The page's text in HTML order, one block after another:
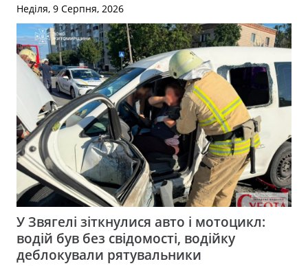
Неділя, 9 Серпня, 2026
У Звягелі зіткнулися авто і мотоцикл:
водій був без свідомості, водійку
деблокували рятувальники